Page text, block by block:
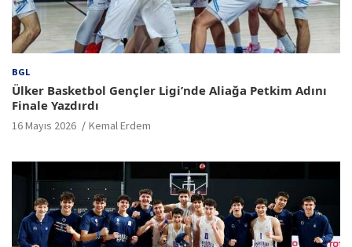
BGL
Ülker Basketbol Gençler Ligi’nde Aliağa Petkim Adını
Finale Yazdırdı
16 Mayıs 2026 Kemal Erdem